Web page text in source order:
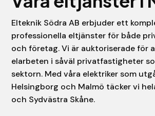
Elteknik Södra AB erbjuder ett
professionella eltjänster för både
och företag. Vi är auktoriserade för
elarbeten i såväl privatfastigheter
sektorn. Med våra elektriker som
Helsingborg och Malmö täcker vi
och Sydvästra Skåne.